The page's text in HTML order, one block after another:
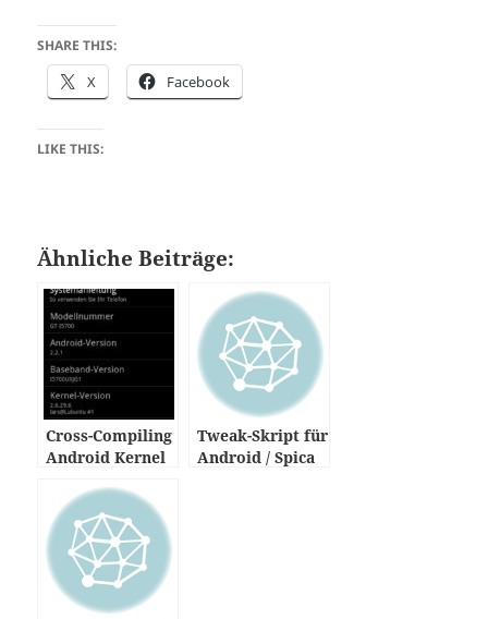
SHARE THIS:
X Facebook
LIKE THIS:
Ähnliche Beiträge:
Cross-Compiling
Android Kernel
GALAXY SPICA
I5700
Tweak-Skript für
Android / Spica